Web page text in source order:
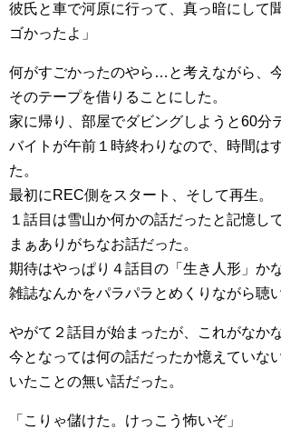
彼氏と車で河原に行って、真っ暗にして
ゴかったよ」
何がすごかったのやら…と考えながら、
そのテープを借りることにした。
家に帰り、部屋でダビングしようと60分
バイトが午前１時終わりなので、時間は
た。
最初にREC側をスタート、そして再生。
１話目は雪山か何かの話だったと記憶し
まぁありがちなお話だった。
期待はやっぱり４話目の「生き人形」か
雑誌なんかをパラパラとめくりながら聴
やがて２話目が始まったが、これがなか
今となっては何の話だったか憶えていな
いたことの無い話だった。
「こりゃ儲けた。けっこう怖いぞ」